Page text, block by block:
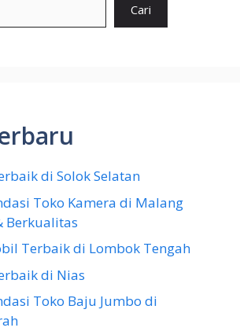
Cari
di Solok Selatan
Toko Kamera di Malang
Berkualitas
Terbaik di Lombok Tengah
di Nias
Toko Baju Jumbo di